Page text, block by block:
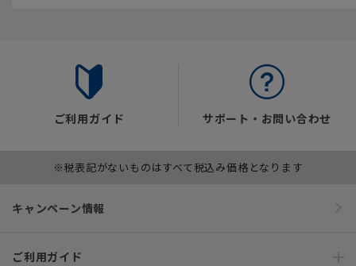
ご利用ガイド サポート・お問い合わせ
※税表記がないものはすべて税込み価格となります
キャンペーン情報
ご利用ガイド